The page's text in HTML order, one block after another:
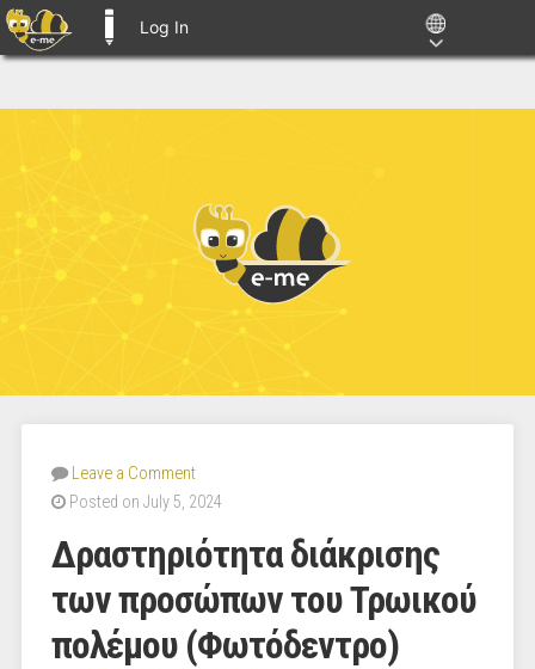
Log In
Leave a Comment
Posted on July 5, 2024
Δραστηριότητα διάκρισης
των προσώπων του Τρωικού
πολέμου (Φωτόδεντρο)